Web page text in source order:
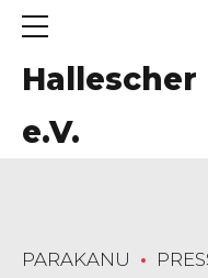
Hallescher
e.V.
PARAKANU